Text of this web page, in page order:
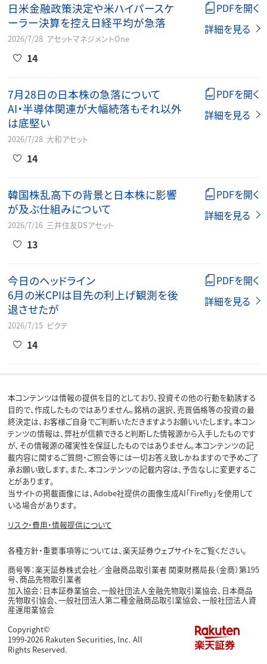
日米金融政策決定や米ハイパースケ
ーラー決算を控え日経平均が急落
2026/7/28 アセットマネジメントOne
14
PDFを開く
詳細を見る
7月28日の日本株の急落について
AI・半導体関連が大幅続落もそれ以外
は底堅い
2026/7/28 大和アセット
14
PDFを開く
詳細を見る
韓国株乱高下の背景と日本株に影響
が及ぶ仕組みについて
2026/7/16 三井住友DSアセット
13
PDFを開く
詳細を見る
今日のヘッドライン
6月の米CPIは目先の利上げ観測を後
退させたが
2026/7/15 ピクテ
14
PDFを開く
詳細を見る
本コンテンツは情報の提供を目的としており、投資その他の行動を勧誘する
目的で、作成したものではありません。銘柄の選択、売買価格等の投資の最
終決定は、お客様ご自身でご判断いただきますようお願いいたします。本コン
テンツの情報は、弊社が信頼できると判断した情報源から入手したものです
が、その情報源の確実性を保証したものではありません。本コンテンツの記
載内容に関するご質問・ご照会等には一切お答え致しかねますので予めご了
承お願い致します。また、本コンテンツの記載内容は、予告なしに変更するこ
とがあります。
当サイトの掲載画像には、Adobe社提供の画像生成AI「Firefly」を使用して
いる場合があります。
リスク・費用・情報提供について
各種方針・重要事項等については、楽天証券ウェブサイトをご覧ください。
商号等：楽天証券株式会社／金融商品取引業者 関東財務局長（金商）第195
号、商品先物取引業者
加入協会：日本証券業協会、一般社団法人金融先物取引業協会、日本商品
先物取引協会、一般社団法人第二種金融商品取引業協会、一般社団法人資
産運用業協会
Copyright©
1999-2026 Rakuten Securities, Inc. All
Rights Reserved.